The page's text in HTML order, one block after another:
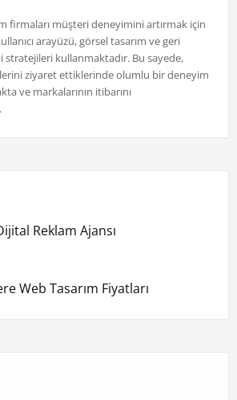
firmaları müşteri deneyimini artırmak için
arayüzü, görsel tasarım ve geri
kullanmaktadır. Bu sayede,
ziyaret ettiklerinde olumlu bir deneyim
ve markalarının itibarını
Reklam Ajansı
Web Tasarım Fiyatları